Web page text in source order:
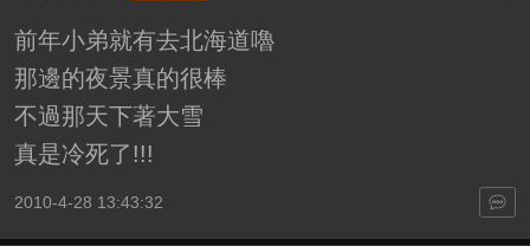
前年小弟就有去北海道嚕
那邊的夜景真的很棒
不過那天下著大雪
真是冷死了!!!
2010-4-28 13:43:32